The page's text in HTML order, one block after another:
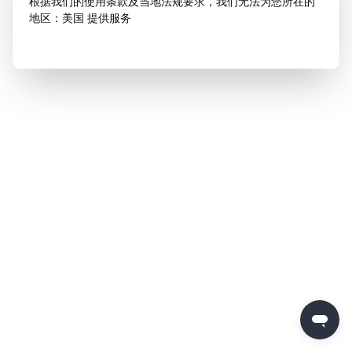
地区：美国 提供服务